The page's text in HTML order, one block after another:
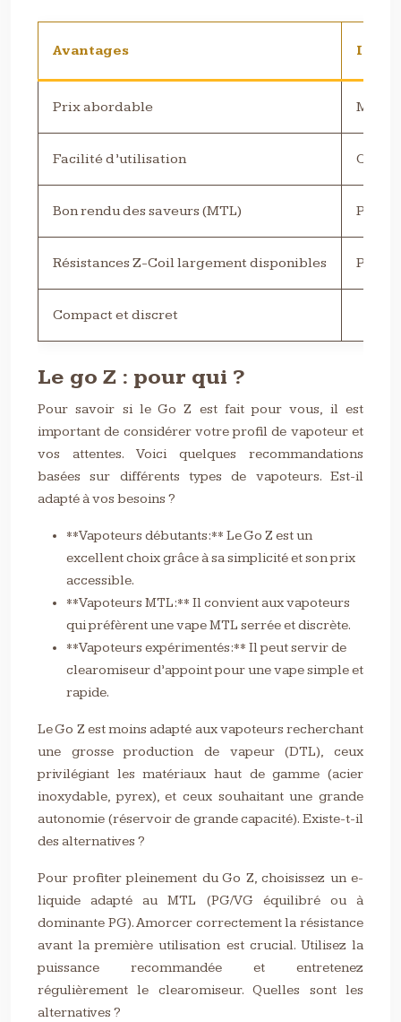
Avantages
Prix abordable
Facilité d’utilisation
Bon rendu des saveurs (MTL)
Résistances Z-Coil largement disponibles
Compact et discret
Le go Z : pour qui ?
Pour savoir si le Go Z est fait pour vous, il est
important de considérer votre profil de vapoteur et
vos attentes. Voici quelques recommandations
basées sur différents types de vapoteurs. Est-il
adapté à vos besoins ?
**Vapoteurs débutants:** Le Go Z est un
excellent choix grâce à sa simplicité et son prix
accessible.
**Vapoteurs MTL:** Il convient aux vapoteurs
qui préfèrent une vape MTL serrée et discrète.
**Vapoteurs expérimentés:** Il peut servir de
clearomiseur d’appoint pour une vape simple et
rapide.
Le Go Z est moins adapté aux vapoteurs recherchant
une grosse production de vapeur (DTL), ceux
privilégiant les matériaux haut de gamme (acier
inoxydable, pyrex), et ceux souhaitant une grande
autonomie (réservoir de grande capacité). Existe-t-il
des alternatives ?
Pour profiter pleinement du Go Z, choisissez un e-
liquide adapté au MTL (PG/VG équilibré ou à
dominante PG). Amorcer correctement la résistance
avant la première utilisation est crucial. Utilisez la
puissance recommandée et entretenez
régulièrement le clearomiseur. Quelles sont les
alternatives ?